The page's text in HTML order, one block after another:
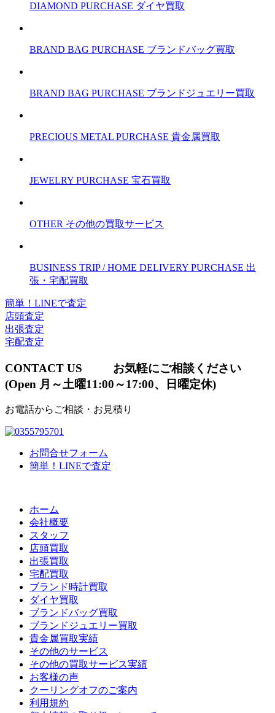
DIAMOND PURCHASE ダイヤ買取
BRAND BAG PURCHASE ブランドバッグ買取
BRAND BAG PURCHASE ブランドジュエリー買取
PRECIOUS METAL PURCHASE 貴金属買取
JEWELRY PURCHASE 宝石買取
OTHER その他の買取サービス
BUSINESS TRIP / HOME DELIVERY PURCHASE 出
張・宅配買取
簡単！LINEで査定
店頭査定
出張査定
宅配査定
CONTACT US
お気軽にご相談ください
(Open 月～土曜11:00～17:00、日曜定休)
お電話からご相談・お見積り
お問合せフォーム
簡単！LINEで査定
ホーム
会社概要
スタッフ
店頭買取
出張買取
宅配買取
ブランド時計買取
ダイヤ買取
ブランドバッグ買取
ブランドジュエリー買取
貴金属買取実績
その他のサービス
その他の買取サービス実績
お客様の声
クーリングオフのご案内
利用規約